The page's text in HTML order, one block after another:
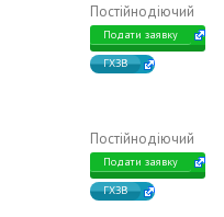
Постійнодіючий
Подати заявку
ГХЗВ
Постійнодіючий
Подати заявку
ГХЗВ